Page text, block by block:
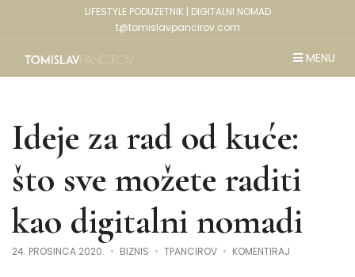
LIFESTYLE PODUZETNIK | DIGITALNI NOMAD
t@tomislavpancirov.com
MENU
Ideje za rad od kuće:
što sve možete raditi
kao digitalni nomadi
24. PROSINCA 2020. BIZNIS TPANCIROV KOMENTIRAJ